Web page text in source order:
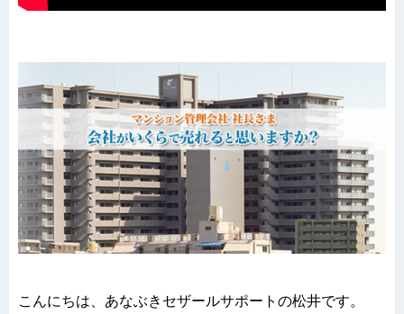
こんにちは、あなぶきセザールサポートの松井です。